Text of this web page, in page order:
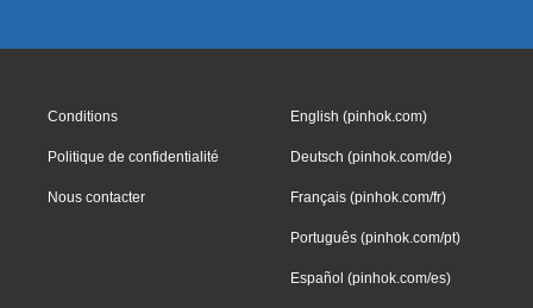
Conditions
Politique de confidentialité
Nous contacter
English (pinhok.com)
Deutsch (pinhok.com/de)
Français (pinhok.com/fr)
Português (pinhok.com/pt)
Español (pinhok.com/es)